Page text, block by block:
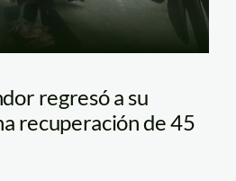
regresó a su
recuperación de 45